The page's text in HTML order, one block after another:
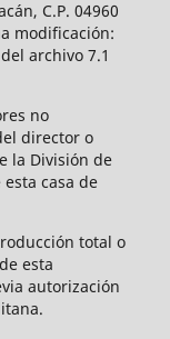
C.P. 04960
modificación:
archivo 7.1
no
director o
la División de
casa de
total o
esta
autorización